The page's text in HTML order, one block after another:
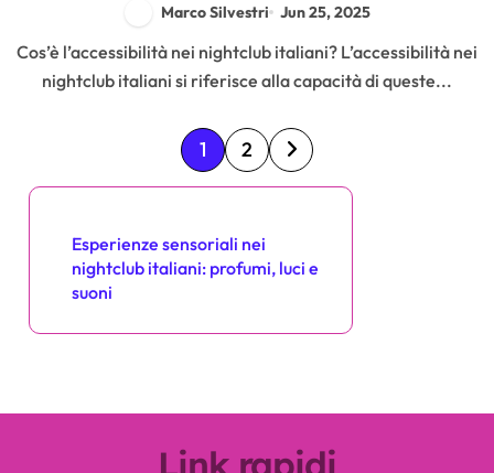
Marco Silvestri Jun 25, 2025
Cos’è l’accessibilità nei nightclub italiani? L’accessibilità nei
nightclub italiani si riferisce alla capacità di queste...
P
o
s
t
s
a
1 2
Esperienze sensoriali nei
nightclub italiani: profumi, luci e
suoni
Link rapidi